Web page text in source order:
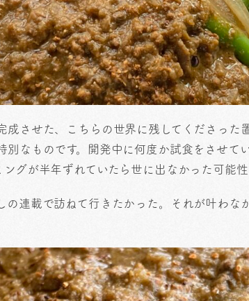
成させた、こちらの世界に残してくださった
別なものです。開発中に何度か試食をさせて
ングが半年ずれていたら世に出なかった可能
の連載で訪ねて行きたかった。それが叶わな